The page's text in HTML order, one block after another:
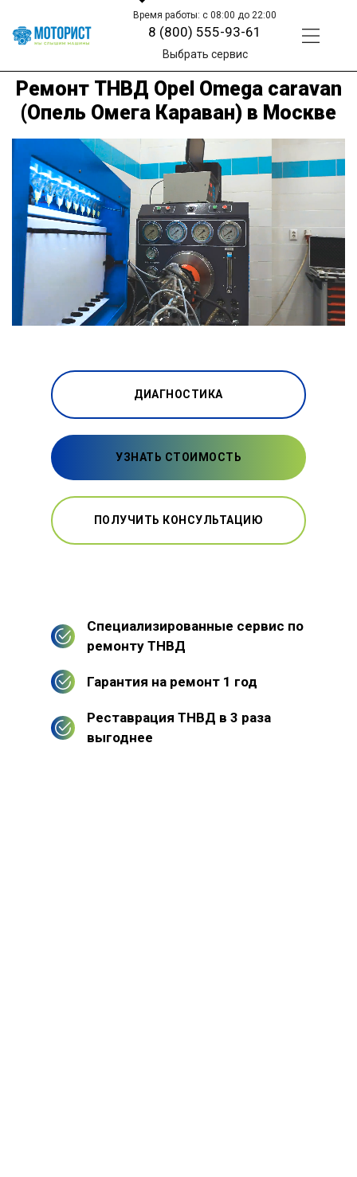
Время работы: с 08:00 до 22:00
8 (800) 555-93-61
Выбрать сервис
Ремонт ТНВД Opel Omega caravan
(Опель Омега Караван) в Москве
ДИАГНОСТИКА
УЗНАТЬ СТОИМОСТЬ
ПОЛУЧИТЬ КОНСУЛЬТАЦИЮ
Специализированные сервис по
ремонту ТНВД
Гарантия на ремонт 1 год
Реставрация ТНВД в 3 раза
выгоднее